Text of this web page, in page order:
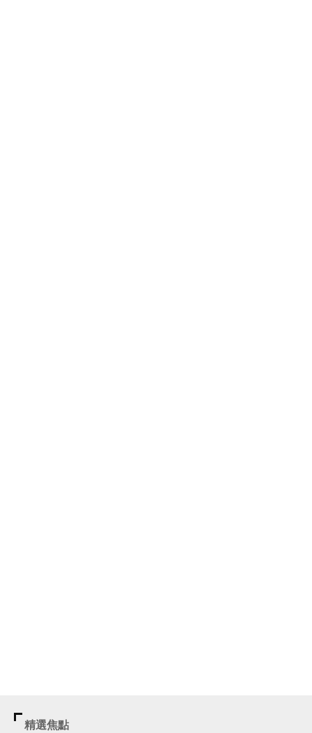
精選焦點